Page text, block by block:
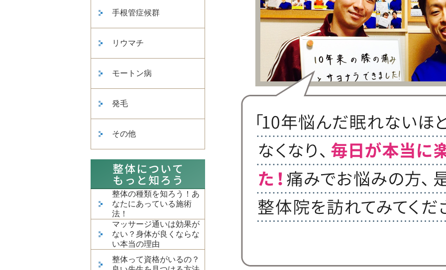
手根管症候群
リウマチ
モートン病
発毛
その他
整体の種類を知ろう！あ
なたにあっている施術
法！
マッサージ通いは効果が
ない？身体が良くならな
い本当の理由
整体って資格がいるの？